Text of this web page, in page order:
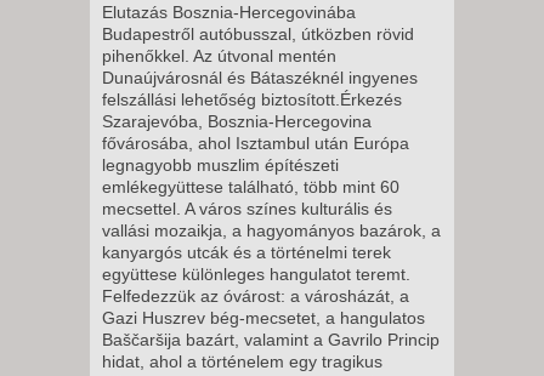
Elutazás Bosznia-Hercegovinába
Budapestről autóbusszal, útközben rövid
pihenőkkel. Az útvonal mentén
Dunaújvárosnál és Bátaszéknél ingyenes
felszállási lehetőség biztosított.Érkezés
Szarajevóba, Bosznia-Hercegovina
fővárosába, ahol Isztambul után Európa
legnagyobb muszlim építészeti
emlékegyüttese található, több mint 60
mecsettel. A város színes kulturális és
vallási mozaikja, a hagyományos bazárok, a
kanyargós utcák és a történelmi terek
együttese különleges hangulatot teremt.
Felfedezzük az óvárost: a városházát, a
Gazi Huszrev bég-mecsetet, a hangulatos
Baščaršija bazárt, valamint a Gavrilo Princip
hidat, ahol a történelem egy tragikus